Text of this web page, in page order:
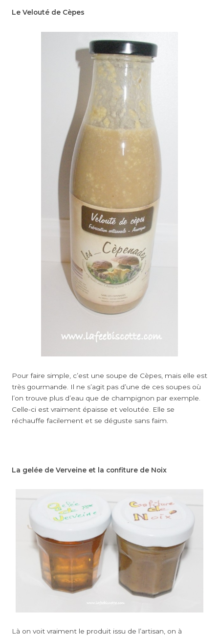
Le Velouté de Cèpes
Pour faire simple, c’est une soupe de Cèpes, mais elle est
très gourmande. Il ne s’agit pas d’une de ces soupes où
l’on trouve plus d’eau que de champignon par exemple.
Celle-ci est vraiment épaisse et veloutée. Elle se
réchauffe facilement et se déguste sans faim.
La gelée de Verveine et la confiture de Noix
Là on voit vraiment le produit issu de l’artisan, on à